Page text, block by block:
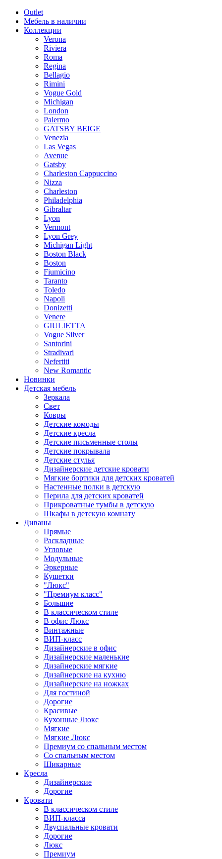
Outlet
Мебель в наличии
Коллекции
Verona
Riviera
Roma
Regina
Bellagio
Rimini
Vogue Gold
Michigan
London
Palermo
GATSBY BEIGE
Venezia
Las Vegas
Avenue
Gatsby
Charleston Cappuccino
Nizza
Charleston
Philadelphia
Gibraltar
Lyon
Vermont
Lyon Grey
Michigan Light
Boston Black
Boston
Fiumicino
Taranto
Toledo
Napoli
Donizetti
Venere
GIULIETTA
Vogue Silver
Santorini
Stradivari
Nefertiti
New Romantic
Новинки
Детская мебель
Зеркала
Свет
Ковры
Детские комоды
Детские кресла
Детские письменные столы
Детские покрывала
Детские стулья
Дизайнерские детские кровати
Мягкие бортики для детских кроватей
Настенные полки в детскую
Перила для детских кроватей
Прикроватные тумбы в детскую
Шкафы в детскую комнату
Диваны
Прямые
Раскладные
Угловые
Модульные
Эркерные
Кушетки
"Люкс"
"Премиум класс"
Большие
В классическом стиле
В офис Люкс
Винтажные
ВИП-класс
Дизайнерские в офис
Дизайнерские маленькие
Дизайнерские мягкие
Дизайнерские на кухню
Дизайнерские на ножках
Для гостиной
Дорогие
Красивые
Кухонные Люкс
Мягкие
Мягкие Люкс
Премиум со спальным местом
Со спальным местом
Шикарные
Кресла
Дизайнерские
Дорогие
Кровати
В классическом стиле
ВИП-класса
Двуспальные кровати
Дорогие
Люкс
Премиум